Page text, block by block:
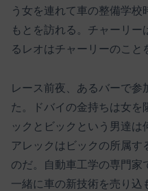
う女を連れて車の整備学
もとを訪れる。チャーリ
るレオはチャーリーのこと
レース前夜、あるバーで参
た。ドバイの金持ちは女を
ックとビックという男達は
アレックはビックの所属す
のだ。自動車工学の専門家
一緒に車の新技術を売り込